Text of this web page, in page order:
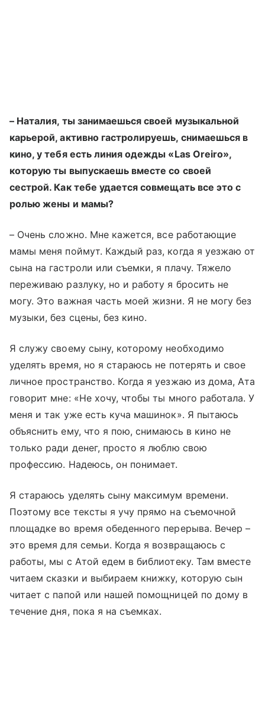
– Наталия, ты занимаешься своей музыкальной
карьерой, активно гастролируешь, снимаешься в
кино, у тебя есть линия одежды «Las Oreiro»,
которую ты выпускаешь вместе со своей
сестрой. Как тебе удается совмещать все это с
ролью жены и мамы?
– Очень сложно. Мне кажется, все работающие
мамы меня поймут. Каждый раз, когда я уезжаю от
сына на гастроли или съемки, я плачу. Тяжело
переживаю разлуку, но и работу я бросить не
могу. Это важная часть моей жизни. Я не могу без
музыки, без сцены, без кино.
Я служу своему сыну, которому необходимо
уделять время, но я стараюсь не потерять и свое
личное пространство. Когда я уезжаю из дома, Ата
говорит мне: «Не хочу, чтобы ты много работала. У
меня и так уже есть куча машинок». Я пытаюсь
объяснить ему, что я пою, снимаюсь в кино не
только ради денег, просто я люблю свою
профессию. Надеюсь, он понимает.
Я стараюсь уделять сыну максимум времени.
Поэтому все тексты я учу прямо на съемочной
площадке во время обеденного перерыва. Вечер–
это время для семьи. Когда я возвращаюсь с
работы, мы с Атой едем в библиотеку. Там вместе
читаем сказки и выбираем книжку, которую сын
читает с папой или нашей помощницей по дому в
течение дня, пока я на съемках.